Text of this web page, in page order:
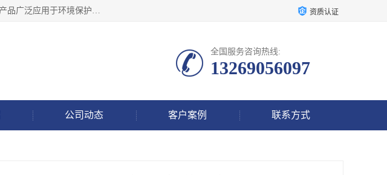
北京鸿泰顺达科技有限公司主要经营电子产品、机械设备、通讯设备、五金、交电等电子机械类产品；产品广泛应用于环境保护、石油化工、电力电子、冶金建筑、煤炭、农业、卫生防疫、教育科研等行业。并成功的与各地环境监测站、污水处理厂、卷烟厂、电厂、高校、科学院所、卫生防疫部门、煤矿、石化厂等用户建立了密切的合作关系。 资质认证
全国服务咨询热线:
13269056097
公司动态 客户案例 联系方式